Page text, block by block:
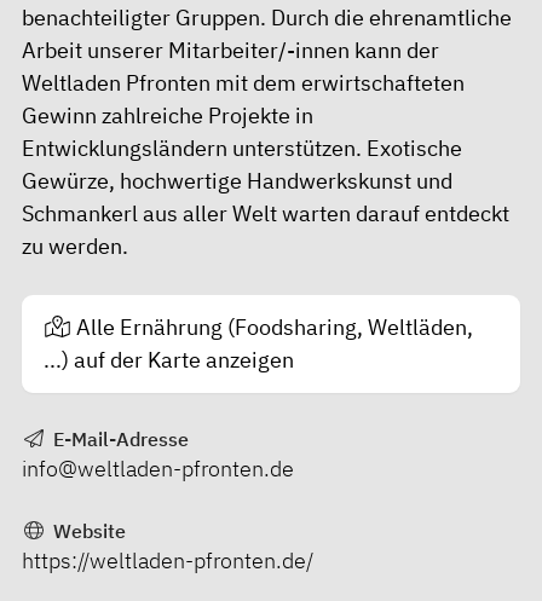
benachteiligter Gruppen. Durch die ehrenamtliche
Arbeit unserer Mitarbeiter/-innen kann der
Weltladen Pfronten mit dem erwirtschafteten
Gewinn zahlreiche Projekte in
Entwicklungsländern unterstützen. Exotische
Gewürze, hochwertige Handwerkskunst und
Schmankerl aus aller Welt warten darauf entdeckt
zu werden.
Alle Ernährung (Foodsharing, Weltläden,
...) auf der Karte anzeigen
E-Mail-Adresse
info@weltladen-pfronten.de
Website
https://weltladen-pfronten.de/